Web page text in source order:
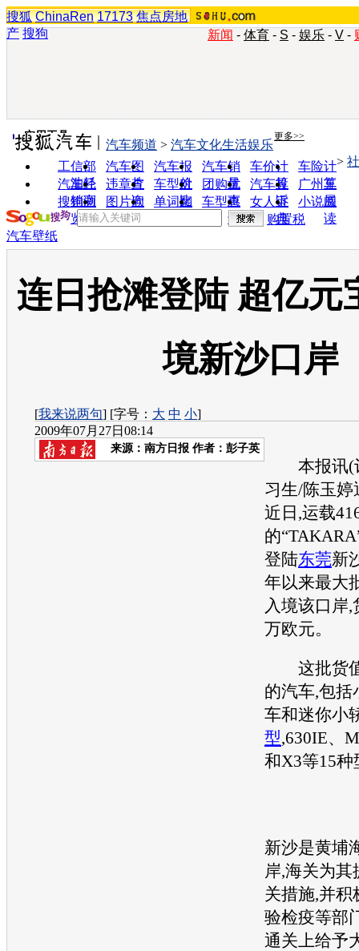
搜狐 ChinaRen 17173 焦点房地
产 搜狗 新闻 - 体育 - S - 娱乐 - V -
实用工具 更多>>
工信部
油耗
汽车图
片
汽车报
价
汽车销
量
车价计
算
车险计
算
汽车经
销商
违章查
询
车型对
比
团购优
惠
汽车投
诉
广州车
展
搜狗浏
览器
图片欣
赏
单词翻
车型查
询
女人宝
典
小说阅
读
汽车频道 > 汽车文化生活娱乐
>
购置税
汽车壁纸
连日抢滩登陆 超亿元
境新沙口岸
[我来说两句] [字号： 大 中 小]
2009年07月27日08:14
来源： 南方日报 作者：彭子英
本报讯(
习生/陈玉
近日,运载
的
登陆东莞新
年以来最大
入境该口岸,
万欧元。
这批货值
的汽车,包括
车和迷你小
型,630IE、
和X3等15种
新沙是黄埔
岸,海关为
关措施,并积
验检疫等部
通关上给予